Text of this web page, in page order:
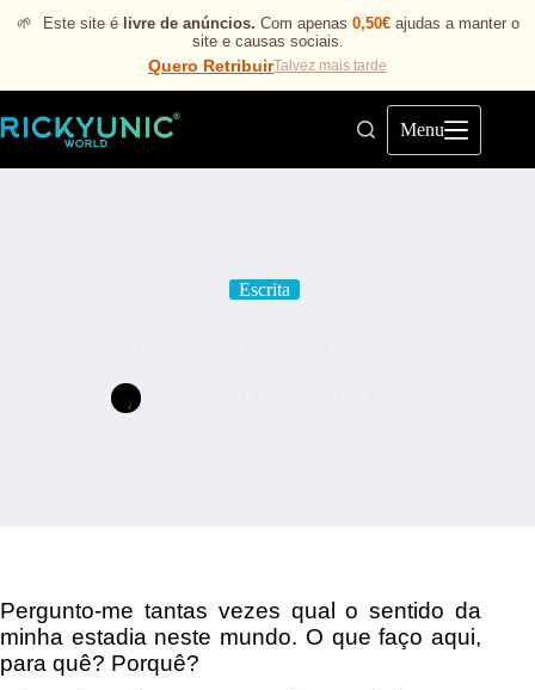
🌱 Este site é livre de anúncios. Com apenas 0,50€ajudas a manter o
site e causas sociais.
Quero RetribuirTalvez mais tarde
Menu
Escrita
Pergunto-me tantas vezes qual o sentido da
minha estadia neste mundo. O que faço aqui,
para quê? Porquê?